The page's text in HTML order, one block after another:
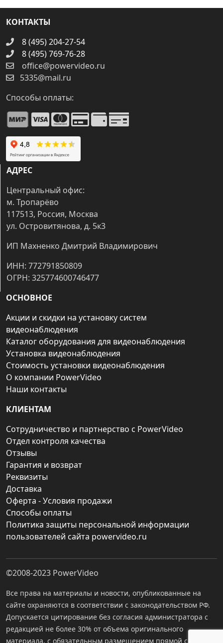
КОНТАКТЫ
8 (495) 204-27-54
8 (495) 769-76-28
office@powervideo.ru
5335@mail.ru
Способы оплаты:
АДРЕС
Центральный офис:
м. Тропарёво
117513, Россия, Москва
ул. Островитянова, д. 5к3
ИП Махненко Дмитрий Владимирович
ИНН: 772791850809
ОГРН: 325774600746477
ОСНОВНОЕ
Акции и скидки на установку систем
видеонаблюдения
Каталог оборудования для видеонаблюдения
Установка видеонаблюдения
Стоимость установки видеонаблюдения
О компании PowerVideo
Наши контакты
КЛИЕНТАМ
Сотрудничество и партнерство с PowerVideo
Отдел контроля качества
Отзывы
Гарантия и возврат
Реквизиты
Доставка
Оферта - Условия продажи
Способы оплаты
Политика защиты персональной информации
пользователей сайта powervideo.ru
©2008-2023 PowerVideo
Все права на материалы и новости, опубликованные на
сайте охраняются в соответствии с законодательством РФ.
Допускается цитирование без согласия администратора с
редакцией не более 30% от объема оригинального
материала, с обязательным размещением прямой ссылки